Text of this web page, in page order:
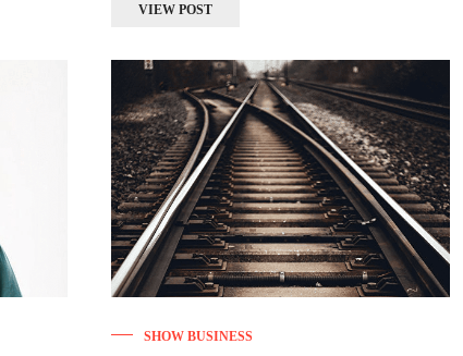
VIEW POST
SHOW BUSINESS